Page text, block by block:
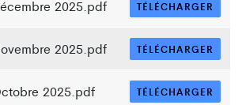
2025.pdf TÉLÉCHARGER
2025.pdf TÉLÉCHARGER
2025.pdf TÉLÉCHARGER